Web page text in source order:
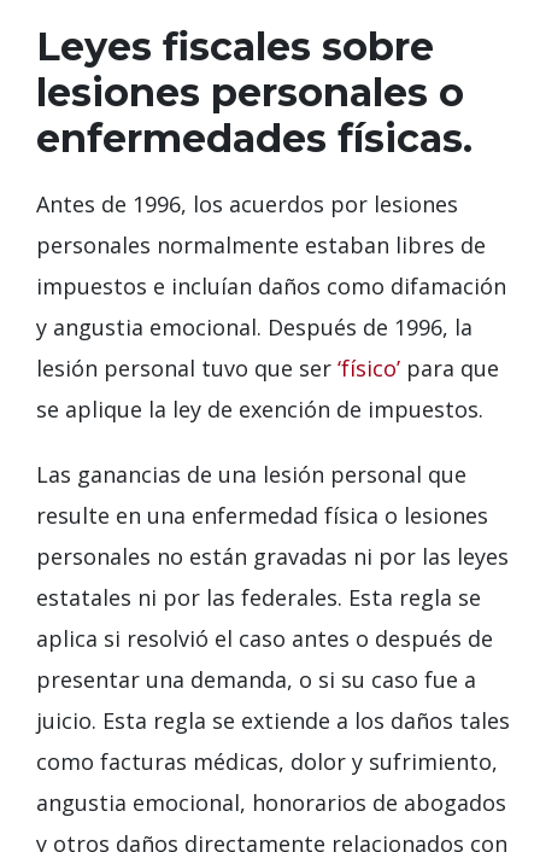
Leyes fiscales sobre
lesiones personales o
enfermedades físicas.
Antes de 1996, los acuerdos por lesiones
personales normalmente estaban libres de
impuestos e incluían daños como difamación
y angustia emocional. Después de 1996, la
lesión personal tuvo que ser ‘físico’ para que
se aplique la ley de exención de impuestos.
Las ganancias de una lesión personal que
resulte en una enfermedad física o lesiones
personales no están gravadas ni por las leyes
estatales ni por las federales. Esta regla se
aplica si resolvió el caso antes o después de
presentar una demanda, o si su caso fue a
juicio. Esta regla se extiende a los daños tales
como facturas médicas, dolor y sufrimiento,
angustia emocional, honorarios de abogados
y otros daños directamente relacionados con